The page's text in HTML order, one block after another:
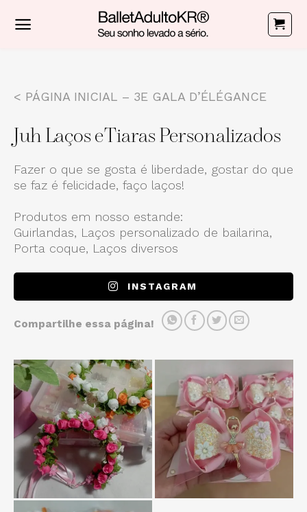
< PÁGINA INICIAL – 3E GALA D’ÉLÉGANCE
Juh Laços e Tiaras Personalizados
Fazer o que se gosta é liberdade, gostar do que
se faz é felicidade, faço laços!
Produtos em nosso estande:
Guirlandas, Laços personalizado de bailarina,
Porta coque, Laços diversos
INSTAGRAM
Compartilhe essa página!